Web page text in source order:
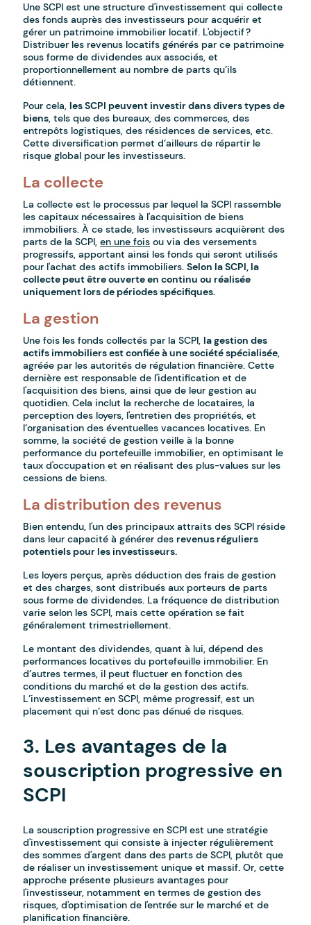
Une SCPI est une structure d'investissement qui collecte
des fonds auprès des investisseurs pour acquérir et
gérer un patrimoine immobilier locatif. L'objectif ?
Distribuer les revenus locatifs générés par ce patrimoine
sous forme de dividendes aux associés, et
proportionnellement au nombre de parts qu’ils
détiennent.
Pour cela,les SCPI peuvent investir dans divers types de
biens, tels que des bureaux, des commerces, des
entrepôts logistiques, des résidences de services, etc.
Cette diversification permet d’ailleurs de répartir le
risque global pour les investisseurs.
La collecte
La collecte est le processus par lequel la SCPI rassemble
les capitaux nécessaires à l'acquisition de biens
immobiliers. À ce stade, les investisseurs acquièrent des
parts de la SCPI,en une fois ou via des versements
progressifs, apportant ainsi les fonds qui seront utilisés
pour l'achat des actifs immobiliers.Selon la SCPI, la
collecte peut être ouverte en continu ou réalisée
uniquement lors de périodes spécifiques.
La gestion
Une fois les fonds collectés par la SCPI,la gestion des
actifs immobiliers est confiée à une société spécialisée,
agréée par les autorités de régulation financière. Cette
dernière est responsable de l'identification et de
l'acquisition des biens, ainsi que de leur gestion au
quotidien. Cela inclut la recherche de locataires, la
perception des loyers, l'entretien des propriétés, et
l’organisation des éventuelles vacances locatives. En
somme, la société de gestion veille à la bonne
performance du portefeuille immobilier, en optimisant le
taux d'occupation et en réalisant des plus-values sur les
cessions de biens.
La distribution des revenus
Bien entendu, l'un des principaux attraits des SCPI réside
dans leur capacité à générer desrevenus réguliers
potentiels pour les investisseurs.
Les loyers perçus, après déduction des frais de gestion
et des charges, sont distribués aux porteurs de parts
sous forme de dividendes. La fréquence de distribution
varie selon les SCPI, mais cette opération se fait
généralement trimestriellement.
Le montant des dividendes, quant à lui, dépend des
performances locatives du portefeuille immobilier. En
d’autres termes, il peut fluctuer en fonction des
conditions du marché et de la gestion des actifs.
L’investissement en SCPI, même progressif, est un
placement qui n’est donc pas dénué de risques.
3. Les avantages de la
souscription progressive en
SCPI
La souscription progressive en SCPI est une stratégie
d'investissement qui consiste à injecter régulièrement
des sommes d'argent dans des parts de SCPI, plutôt que
de réaliser un investissement unique et massif. Or, cette
approche présente plusieurs avantages pour
l'investisseur, notamment en termes de gestion des
risques, d'optimisation de l'entrée sur le marché et de
planification financière.